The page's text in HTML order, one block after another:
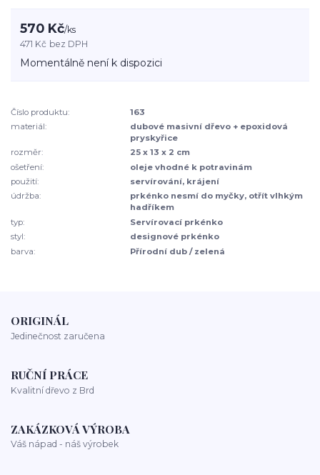
570 Kč/ks
471 Kč bez DPH
Momentálně není k dispozici
Číslo produktu:
163
materiál:
dubové masivní dřevo + epoxidová
pryskyřice
rozměr:
25 x 13 x 2 cm
ošetření:
oleje vhodné k potravinám
použití:
servírování, krájení
údržba:
prkénko nesmí do myčky, otřít vlhkým
hadříkem
typ:
Servírovací prkénko
styl:
designové prkénko
barva:
Přírodní dub / zelená
ORIGINÁL
Jedinečnost zaručena
RUČNÍ PRÁCE
Kvalitní dřevo z Brd
ZAKÁZKOVÁ VÝROBA
Váš nápad - náš výrobek